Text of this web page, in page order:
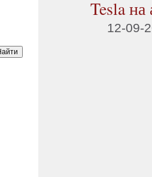
Tesla на
12-09-